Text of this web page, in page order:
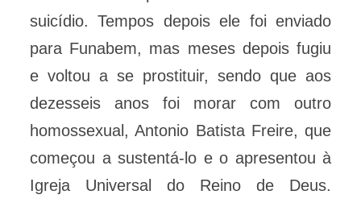
suicídio. Tempos depois ele foi enviado
para Funabem, mas meses depois fugiu
e voltou a se prostituir, sendo que aos
dezesseis anos foi morar com outro
homossexual, Antonio Batista Freire, que
começou a sustentá-lo e o apresentou à
Igreja Universal do Reino de Deus.